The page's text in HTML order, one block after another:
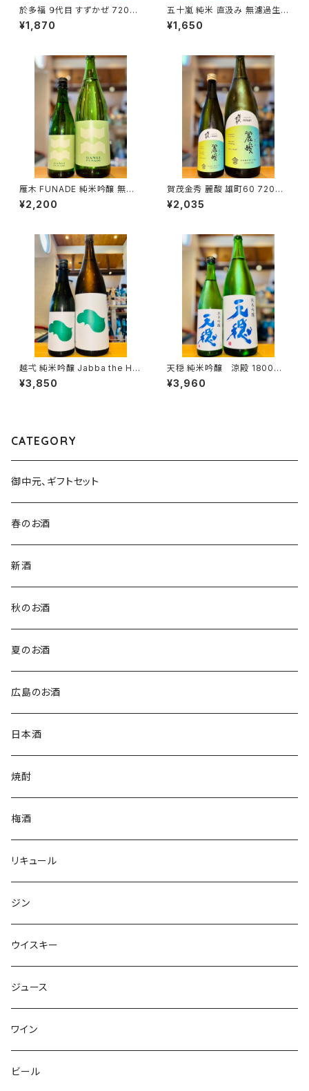
於多福 ９代目 すずかぜ 720ml
１本（柄酒造・広島県東広島市安
芸津町）
¥1,870
五十嵐 純米 直汲み 無濾過生原
酒 720ml１本（五十嵐酒造・埼
玉県飯能市大字川寺）
¥1,650
雁木 FUNADE 純米吟醸 無濾
過生原酒 720ml１本（八百新酒
造・山口県岩国市今津町）
¥2,200
賀茂金秀 麗酸 雄町60 720ml
１本（金光酒造・広島県東広島市
黒瀬町）
¥2,035
越弌 純米吟醸 Jabba the H
1800ml１本（株式会社越後鶴
亀・新潟県新潟市西蒲区竹野
¥3,850
天穏 純米吟醸 涼殿 1800ml
１本（板倉酒造・島根県出雲市塩
冶町）
¥3,960
CATEGORY
御中元、ギフトセット
春のお酒
新酒
秋のお酒
夏のお酒
広島のお酒
日本酒
焼酎
梅酒
リキュール
ジン
ウイスキー
ジュース
ワイン
ビール